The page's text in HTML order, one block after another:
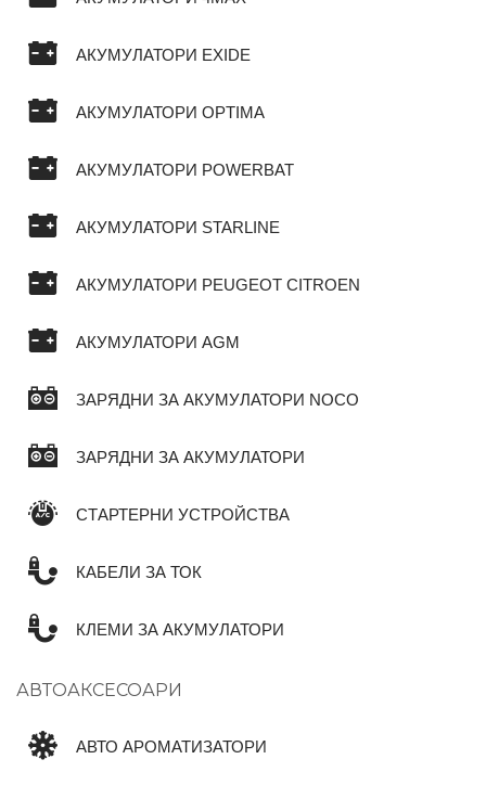
АКУМУЛАТОРИ EXIDE
АКУМУЛАТОРИ OPTIMA
АКУМУЛАТОРИ POWERBAT
АКУМУЛАТОРИ STARLINE
АКУМУЛАТОРИ PEUGEOT CITROEN
АКУМУЛАТОРИ AGM
ЗАРЯДНИ ЗА АКУМУЛАТОРИ NOCO
ЗАРЯДНИ ЗА АКУМУЛАТОРИ
СТАРТЕРНИ УСТРОЙСТВА
КАБЕЛИ ЗА ТОК
КЛЕМИ ЗА АКУМУЛАТОРИ
АВТОАКСЕСОАРИ
АВТО АРОМАТИЗАТОРИ